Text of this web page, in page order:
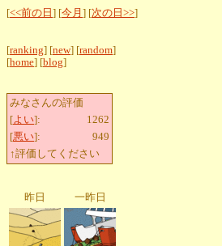
[<<前の日 ] [今月 ] [次の日>>]
[ranking] [new] [random]
[home] [blog]
みなさんの評価
[よい]:
1262
[悪い]:
949
↑評価してください
昨日 一昨日